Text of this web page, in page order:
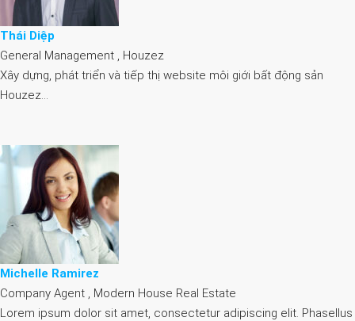
Thái Diệp
General Management , Houzez
Xây dựng, phát triển và tiếp thị website môi giới bất động sản
Houzez…
Michelle Ramirez
Company Agent , Modern House Real Estate
Lorem ipsum dolor sit amet, consectetur adipiscing elit. Phasellus